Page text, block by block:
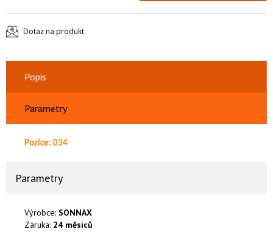
Dotaz na produkt
Popis
Parametry
Pozice: 034
Parametry
Výrobce: SONNAX
Záruka: 24 měsíců